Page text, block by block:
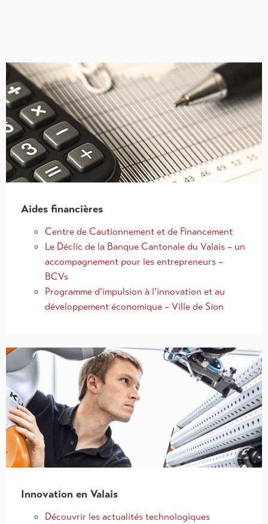
Aides financières
Centre de Cautionnement et de Financement
Le Déclic de la Banque Cantonale du Valais – un
accompagnement pour les entrepreneurs –
BCVs
Programme d’impulsion à l’innovation et au
développement économique – Ville de Sion
Innovation en Valais
Découvrir les actualités technologiques